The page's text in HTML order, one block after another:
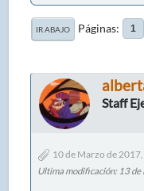
IR ABAJO Páginas 1
Staff
10 de Marzo de
Ultima modificación: 13